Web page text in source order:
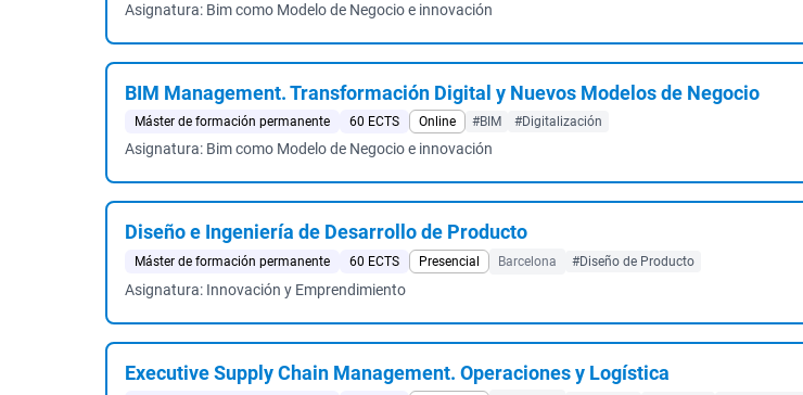
Asignatura: Bim como Modelo de Negocio e innovación
BIM Management. Transformación Digital y Nuevos Modelos de Negocio
Máster de formación permanente 60 ECTS Online #BIM #Digitalización
Asignatura: Bim como Modelo de Negocio e innovación
Diseño e Ingeniería de Desarrollo de Producto
Máster de formación permanente 60 ECTS Presencial Barcelona #Diseño de Producto
Asignatura: Innovación y Emprendimiento
Executive Supply Chain Management. Operaciones y Logística